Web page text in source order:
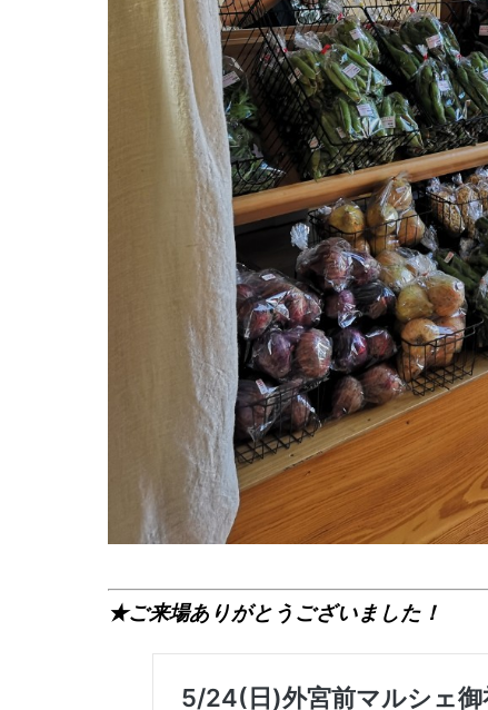
★ご来場ありがとうございました！